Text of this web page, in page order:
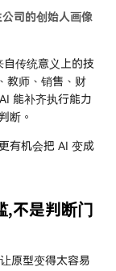
司的创始人画像
自传统意义上的技
教师、销售、财
能补齐执行能力
断。
有机会把 AI 变成
,不是判断门
原型变得太容易